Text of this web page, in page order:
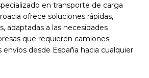
en transporte de carga
ofrece soluciones rápidas,
adaptadas a las necesidades
que requieren camiones
envíos desde España hacia cualquier